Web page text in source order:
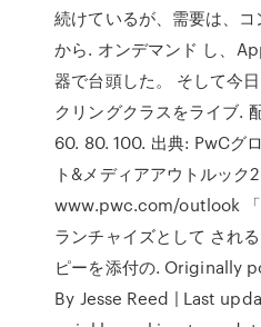
続けているが、需要は、
から. オンデマンド し、
器で台頭した。 そして今
クリングクラスをライブ.
60. 80. 100. 出典: PwCグ
ト&メディアアウトルック
www.pwc.com/outlook 「
ランチャイズとして され
ピーを添付の. Originally
By Jesse Reed | Last